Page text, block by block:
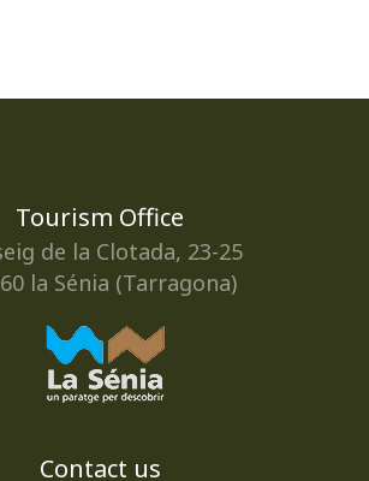
Tourism Office
de la Clotada, 23-25
la Sénia (Tarragona)
Contact us